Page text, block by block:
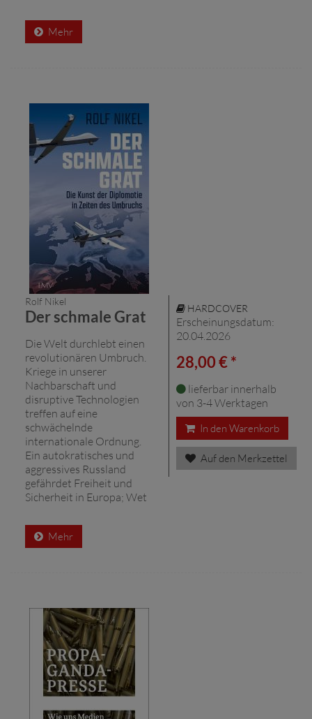
Mehr
Rolf Nikel
Der schmale Grat
Die Welt durchlebt einen
revolutionären Umbruch.
Kriege in unserer
Nachbarschaft und
disruptive Technologien
treffen auf eine
schwächelnde
internationale Ordnung.
Ein autokratisches und
aggressives Russland
gefährdet Freiheit und
Sicherheit in Europa; Wet
Mehr
HARDCOVER
Erscheinungsdatum:
20.04.2026
28,00 € *
lieferbar innerhalb
von 3-4 Werktagen
In den Warenkorb
Auf den Merkzettel